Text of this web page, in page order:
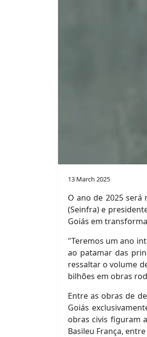
13 March 2025
O ano de 2025
(Seinfra) e
Goiás em
"Teremos um ano
ao patamar das
ressaltar o volume
bilhões em obras
Entre as obras de
Goiás
obras civis figuram
Basileu França,